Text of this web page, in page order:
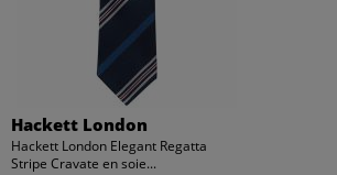
Hackett London
Hackett London Elegant Regatta
Stripe Cravate en soie...